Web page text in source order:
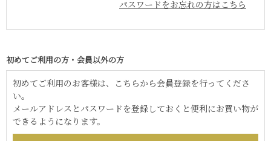
パスワードをお忘れの方はこちら
初めてご利用の方・会員以外の方
初めてご利用のお客様は、こちらから会員登録を行ってくださ
い。
メールアドレスとパスワードを登録しておくと便利にお買い物が
できるようになります。